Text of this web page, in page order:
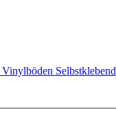
Vinylböden Selbstklebend